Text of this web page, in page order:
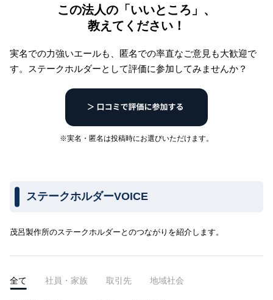
この法人の「いいところ」、
教えてください！
実名での力強いエールも、匿名での率直なご意見も大歓迎で
す。
ステークホルダーとして評価に参加してみませんか？
※実名・匿名は投稿時にお選びいただけます。
ステークホルダーVOICE
茂呂製作所のステークホルダーとのつながりを紹介します。
全て 社員・家族 取引先 地域社会